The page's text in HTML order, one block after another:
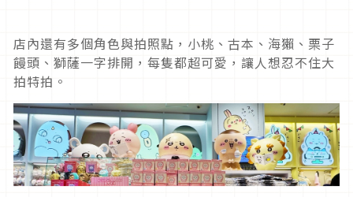
店內還有多個角色與拍照點，小桃、古本、海獺、栗子
饅頭、獅薩一字排開，每隻都超可愛，讓人想忍不住大
拍特拍。